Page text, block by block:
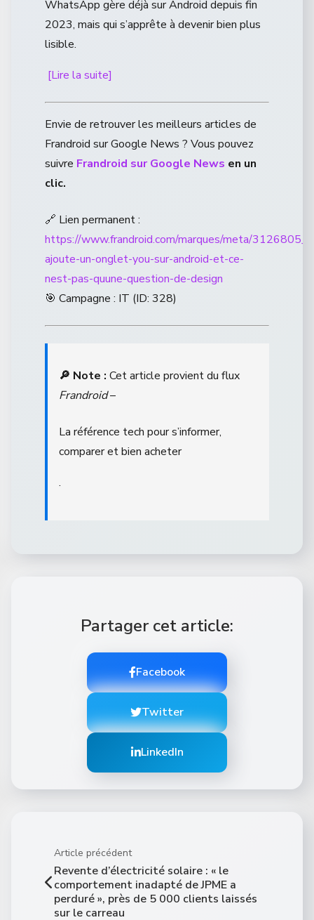
WhatsApp gère déjà sur Android depuis fin
2023, mais qui s’apprête à devenir bien plus
lisible.
[Lire la suite]
Envie de retrouver les meilleurs articles de
Frandroid sur Google News ? Vous pouvez
suivre Frandroid sur Google News en un
clic.
🔗 Lien permanent :
https://www.frandroid.com/marques/meta/
ajoute-un-onglet-you-sur-android-et-ce-
nest-pas-quune-question-de-design
🎯 Campagne : IT (ID: 328)
🔎 Note : Cet article provient du flux
Frandroid–
La référence tech pour s’informer,
comparer et bien acheter
.
Partager cet article:
Facebook
Twitter
LinkedIn
Article précédent
Revente d’électricité solaire : « le
comportement inadapté de JPME a
perduré », près de 5 000 clients laissés
sur le carreau